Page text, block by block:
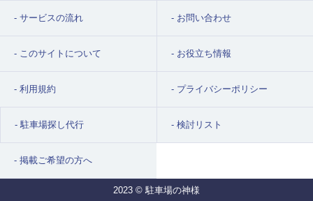
サービスの流れ お問い合わせ
このサイトについて お役立ち情報
利用規約 プライバシーポリシー
駐車場探し代行 検討リスト
掲載ご希望の方へ
2023 © 駐車場の神様